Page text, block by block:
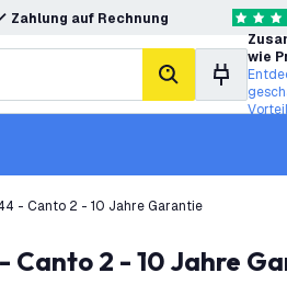
Zahlung auf Rechnung 4.6
Suche
wie
- Canto 2 - 10 Jahre Garantie
Canto 2 - 10 Jahre